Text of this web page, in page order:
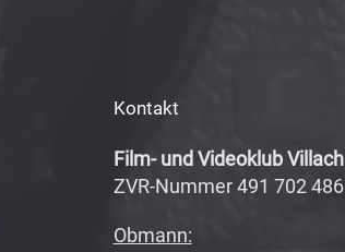
Kontakt
Film- und Videoklub Villach
ZVR-Nummer 491 702 486
Obmann: